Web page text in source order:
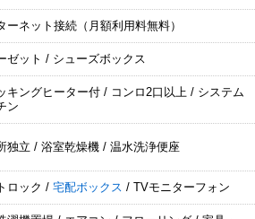
ーネット接続（月額利用料無料）
ゼット / シューズボックス
キングヒーター付 / コンロ2口以上 / システム
ン
独立 / 浴室乾燥機 / 温水洗浄便座
ロック / 宅配ボックス / TVモニターフォン